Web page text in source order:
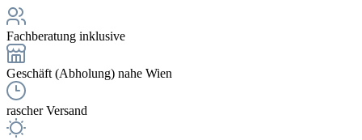
Fachberatung inklusive
Geschäft (Abholung) nahe Wien
rascher Versand